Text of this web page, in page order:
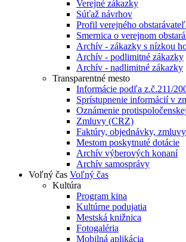
Verejné zákazky
Súťaž návrhov
Profil verejného
Smernica o verejnom
Archív - zákazky s nízkou
Archív - podlimitné zákazky
Archív - nadlimitné zákazky
Transparentné mesto
Informácie podľa z.č.211/
Sprístupnenie informácií v
Oznámenie
Zmluvy (CRZ)
Faktúry, objednávky, zmluvy
Mestom poskytnuté dotácie
Archív výberových konaní
Archív samosprávy
Voľný čas Voľný čas
Kultúra
Program kina
Kultúrne podujatia
Mestská knižnica
Fotogaléria
Mobilná aplikácia